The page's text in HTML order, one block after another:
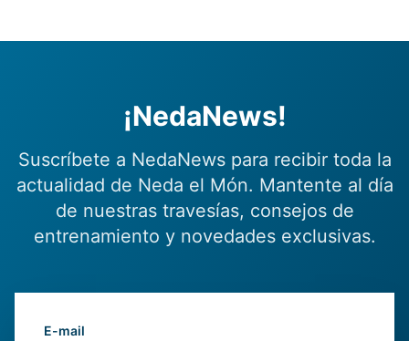
¡NedaNews!
Suscríbete a NedaNews para recibir toda la
actualidad de Neda el Món. Mantente al día
de nuestras travesías, consejos de
entrenamiento y novedades exclusivas.
E-mail